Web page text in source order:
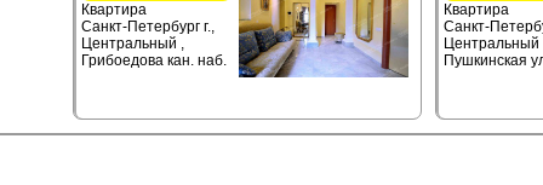
Квартира
Санкт-Петербург г.,
Центральный ,
Грибоедова кан. наб.
Квартира
Санкт-
Центральный
Пушкинская